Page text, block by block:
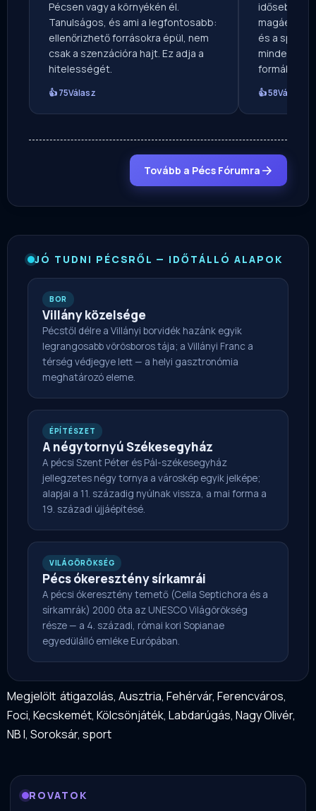
Pécsen vagy a környékén él.
Tanulságos, és ami a legfontosabb:
ellenőrizhető forrásokra épül, nem
csak a szenzációra hajt. Ez adja a
hitelességét.
👍 75Válasz
idősebb
magáét. A
és a sport
mindegyik
formában.
👍 58Válasz
Tovább a Pécs Fórumra
JÓ TUDNI PÉCSRŐL — IDŐTÁLLÓ ALAPOK
BOR
Villány közelsége
Pécstől délre a Villányi borvidék hazánk egyik
legrangosabb vörösboros tája; a Villányi Franc a
térség védjegye lett — a helyi gasztronómia
meghatározó eleme.
ÉPÍTÉSZET
A négytornyú Székesegyház
A pécsi Szent Péter és Pál-székesegyház
jellegzetes négy tornya a városkép egyik jelképe;
alapjai a 11. századig nyúlnak vissza, a mai forma a
19. századi újjáépítésé.
VILÁGÖRÖKSÉG
Pécs ókeresztény sírkamrái
A pécsi ókeresztény temető (Cella Septichora és a
sírkamrák) 2000 óta az UNESCO Világörökség
része — a 4. századi, római kori Sopianae
egyedülálló emléke Európában.
Megjelölt átigazolás,Ausztria,Fehérvár,Ferencváros,
Foci, Kecskemét, Kölcsönjáték, Labdarúgás, Nagy Olivér,
NB I, Soroksár, sport
ROVATOK